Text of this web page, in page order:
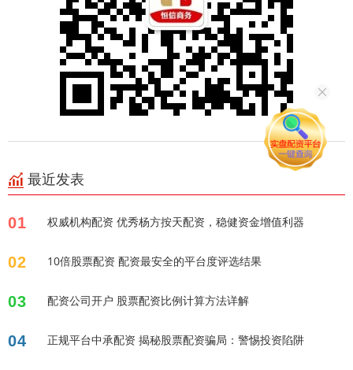
最近发表
01 权威机构配资 优秀杨方按天配资，稳健资金增值利器
02 10倍股票配资 配资最安全的平台度评选结果
03 配资公司开户 股票配资比例计算方法详解
04 正规平台中承配资 揭秘股票配资骗局：警惕投资陷阱